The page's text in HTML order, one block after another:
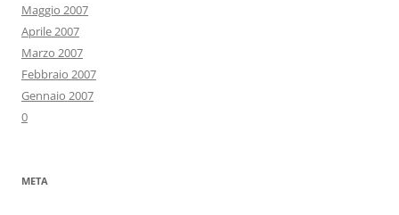
Maggio 2007
Aprile 2007
Marzo 2007
Febbraio 2007
Gennaio 2007
0
META